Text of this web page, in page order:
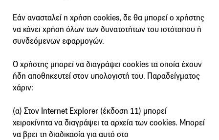
Εάν ανασταλεί η χρήση cookies, δε θα μπορεί ο χρήστης
να κάνει χρήση όλων των δυνατοτήτων του ιστότοπου ή
συνδεόμενων εφαρμογών.
Ο χρήστης μπορεί να διαγράψει cookies τα οποία έχουν
ήδη αποθηκευτεί στον υπολογιστή του. Παραδείγματος
χάριν:
(α) Στον Internet Explorer (έκδοση 11) μπορεί
χειροκίνητα να διαγράψει τα αρχεία των cookies. Μπορεί
να βρει τη διαδικασία για αυτό στο